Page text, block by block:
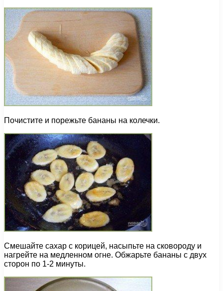
Почистите и порежьте бананы на колечки.
Смешайте сахар с корицей, насыпьте на сковороду и
нагрейте на медленном огне. Обжарьте бананы с двух
сторон по 1-2 минуты.